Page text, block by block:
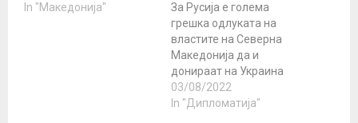
In "Македонија"
За Русија е голема
грешка одлуката на
властите на Северна
Македонија да и
донираат на Украина
тенкови Т-72, изјави
портпаролката на
03/08/2022
In "Дипломатија"